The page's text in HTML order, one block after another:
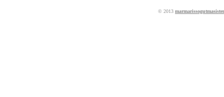
© 2013